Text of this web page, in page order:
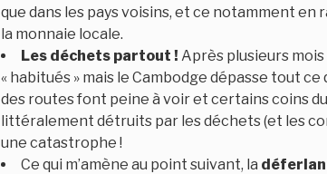
que dans les pays voisins, et ce notamment en
la monnaie locale.
Les déchets partout ! Après plusieurs
« habitués » mais le Cambodge dépasse tout
des routes font peine à voir et certains coins
littéralement détruits par les déchets (et les
une catastrophe !
Ce qui m’amène au point suivant, la